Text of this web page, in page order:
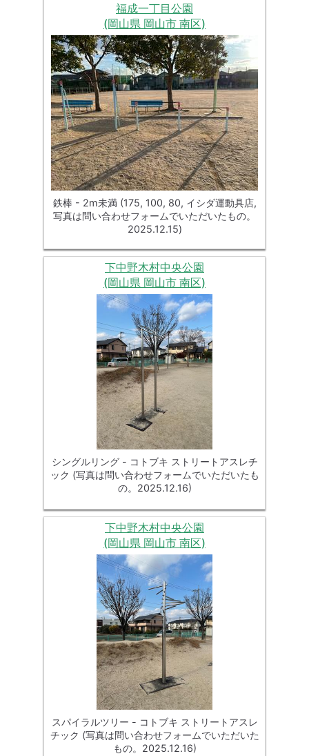
福成一丁目公園
(岡山県 岡山市 南区)
鉄棒 - 2m未満 (175, 100, 80, イシダ運動具店,
写真は問い合わせフォームでいただいたもの。
2025.12.15)
下中野木村中央公園
(岡山県 岡山市 南区)
シングルリング - コトブキ ストリートアスレチ
ック (写真は問い合わせフォームでいただいたも
の。2025.12.16)
下中野木村中央公園
(岡山県 岡山市 南区)
スパイラルツリー - コトブキ ストリートアスレ
チック (写真は問い合わせフォームでいただいた
もの。2025.12.16)